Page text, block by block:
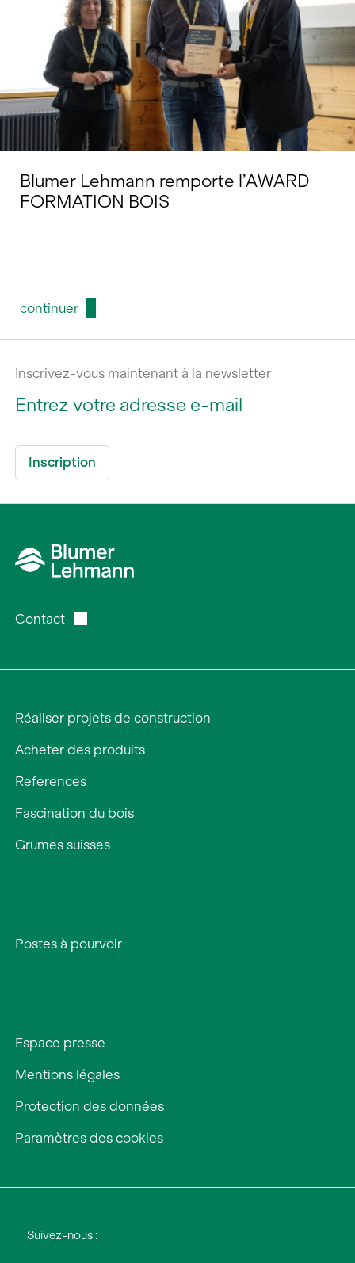
Blumer Lehmann remporte l’AWARD
FORMATION BOIS
continuer
Inscrivez-vous maintenant à la newsletter
Contact
Réaliser projets de construction
Acheter des produits
References
Fascination du bois
Grumes suisses
Postes à pourvoir
Espace presse
Mentions légales
Protection des données
Paramètres des cookies
Suivez-nous :